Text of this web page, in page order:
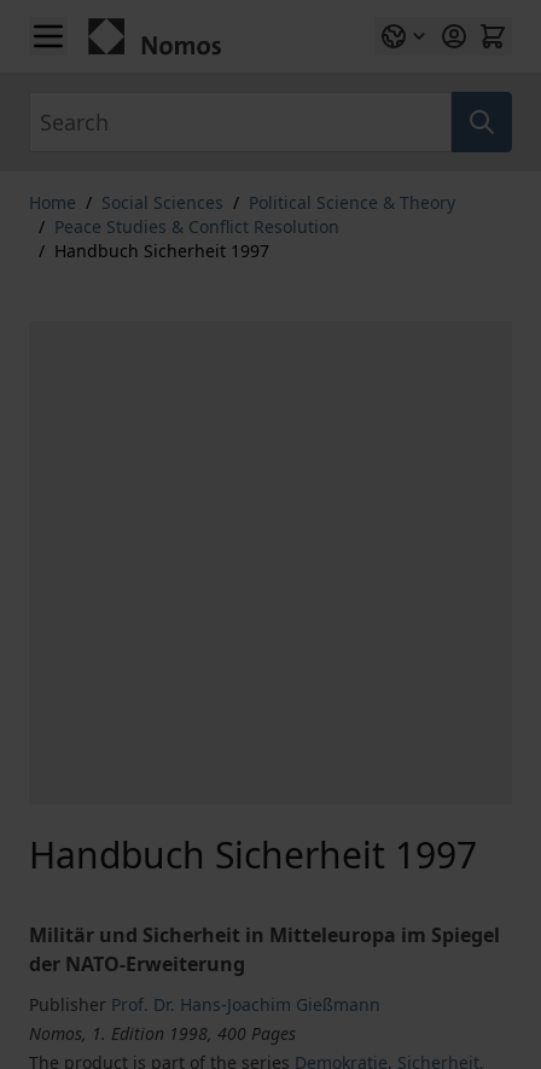
Skip to Content
Home / Social Sciences / Political Science & Theory
/ Peace Studies & Conflict Resolution
/ Handbuch Sicherheit 1997
Handbuch Sicherheit 1997
Militär und Sicherheit in Mitteleuropa im Spiegel
der NATO-Erweiterung
Publisher Prof. Dr. Hans-Joachim Gießmann
Nomos, 1. Edition 1998, 400 Pages
The product is part of the series Demokratie, Sicherheit,